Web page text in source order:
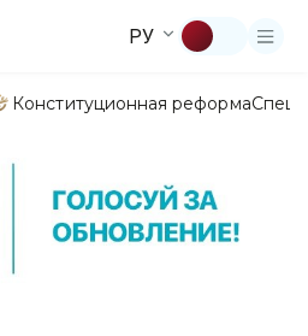
РУ
Конституционная реформа